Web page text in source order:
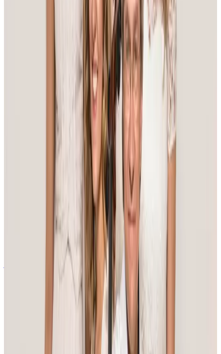
Vi, Du och Jag
En musikalisk barnteaterföreställning som handlar om
känslor och öppnar tankar om vänskap, rädsla och hur
man är en bra kompis.